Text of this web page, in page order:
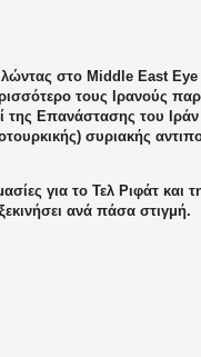
στο Middle East Eye
τους Ιρανούς
της Επανάστασης του
συριακής
για το Τελ Ριφάτ και
ανά πάσα στιγμή.